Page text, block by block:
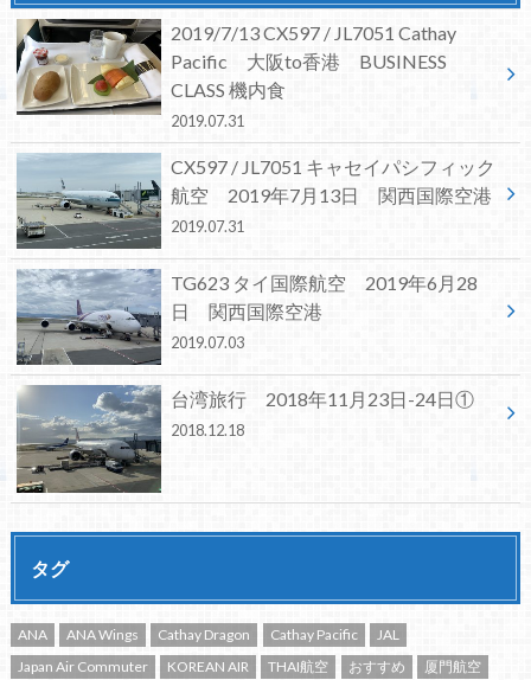
2019/7/13 CX597 / JL7051 Cathay
Pacific 大阪to香港 BUSINESS
CLASS 機内食
2019.07.31
CX597 / JL7051 キャセイパシフィック
航空 2019年7月13日 関西国際空港
2019.07.31
TG623 タイ国際航空 2019年6月28
日 関西国際空港
2019.07.03
台湾旅行 2018年11月23日-24日①
2018.12.18
タグ
ANA ANA Wings Cathay Dragon Cathay Pacific
JAL
Japan Air Commuter
KOREAN AIR THAI航空 おすすめ 厦門航空